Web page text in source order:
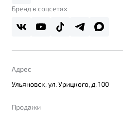
Реферальная программа
Бренд в соцсетях
Адрес
Ульяновск, ул. Урицкого, д. 100
Продажи